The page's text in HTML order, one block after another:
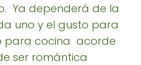
Ya dependerá de la
uno y el gusto para
para cocina acorde
ser romántica